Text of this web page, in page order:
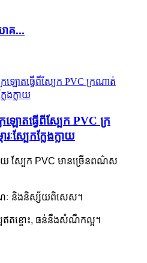
ោគ...
ឡោតធ្វើពីស្បែក PVC ក្រ
ស្បែកក្លែងក្លាយ
យ ស្បែក PVC មានច្រើនពណ៌ស
ៈ និងនិស្ស័យពិសេស។
អឥតខ្ចោះ, ធន់នឹងសំណឹកល្អ។